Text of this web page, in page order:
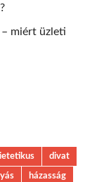
– miért üzleti
divat
házasság